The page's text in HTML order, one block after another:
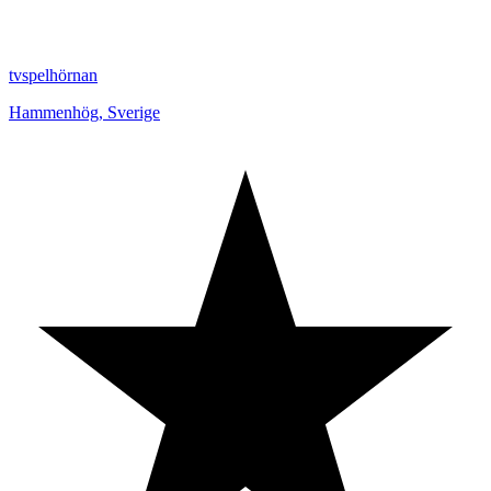
tvspelhörnan
Hammenhög, Sverige